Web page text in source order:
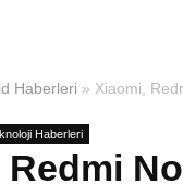
Haberleri » Xiaomi,
Haberleri